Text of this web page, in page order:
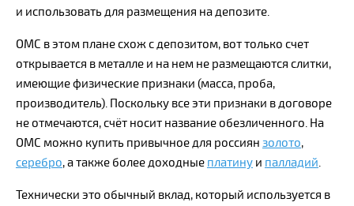
и использовать для размещения на депозите.
ОМС в этом плане схож с депозитом, вот только счет
открывается в металле и на нем не размещаются слитки,
имеющие физические признаки (масса, проба,
производитель). Поскольку все эти признаки в договоре
не отмечаются, счёт носит название обезличенного. На
ОМС можно купить привычное для россиян золото,
серебро, а также более доходные платинуи палладий.
Технически это обычный вклад, который используется в